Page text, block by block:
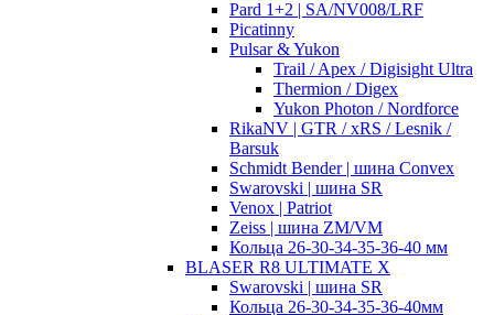
Pard 1+2 | SA/NV008/LRF
Picatinny
Pulsar & Yukon
Trail / Apex / Digisight Ultra
Thermion / Digex
Yukon Photon / Nordforce
RikaNV | GTR / xRS / Lesnik /
Barsuk
Schmidt Bender | шина Convex
Swarovski | шина SR
Venox | Patriot
Zeiss | шина ZM/VM
Кольца 26-30-34-35-36-40 мм
BLASER R8 ULTIMATE X
Swarovski | шина SR
Кольца 26-30-34-35-36-40мм